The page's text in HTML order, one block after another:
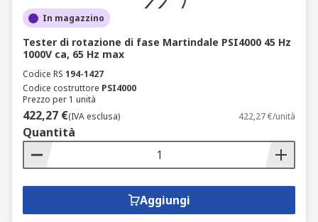
In magazzino
Tester di rotazione di fase Martindale PSI4000 45 Hz
1000V ca, 65 Hz max
Codice RS 194-1427
Codice costruttore PSI4000
Prezzo per 1 unità
422,27 €(IVA esclusa) 422,27 €/unità
Quantità
Aggiungi